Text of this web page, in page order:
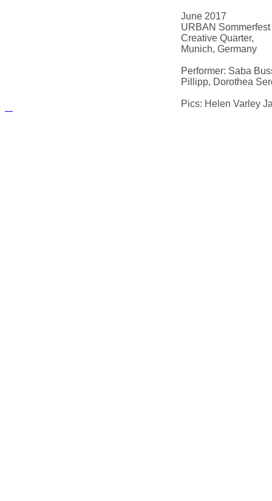
June 2017
URBAN
Creative Quarter,
Munich, Germany
Performer: Saba
Pillipp, Dorothea
Pics: Helen Varley